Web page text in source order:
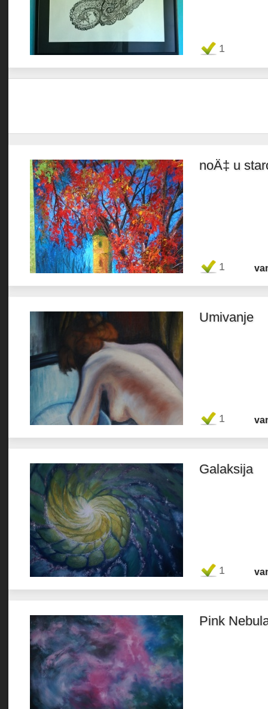
1
noÄ‡ u
Favorit 1
Umivanje
Favorit 1
Galaksija
Favorit 1
Pink